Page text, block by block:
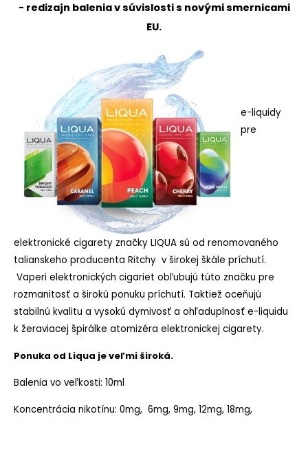
- redizajn balenia v súvislosti s novými smernicami
EU.
e-liquidy
pre
elektronické cigarety značky LIQUA sú od renomovaného
talianskeho producenta Ritchy v širokej škále príchutí.
Vaperi elektronických cigariet obľubujú túto značku pre
rozmanitosť a širokú ponuku príchutí. Taktiež oceňujú
stabilnú kvalitu a vysokú dymivosť a ohľaduplnosť e-liquidu
k žeraviacej špirálke atomizéra elektronickej cigarety.
Ponuka od Liqua je veľmi široká.
Balenia vo veľkosti: 10ml
Koncentrácia nikotínu: 0mg, 6mg, 9mg, 12mg, 18mg,